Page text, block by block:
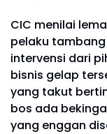
CIC menilai
pelaku
intervensi dari
bisnis gelap
yang takut
bos ada
yang enggan